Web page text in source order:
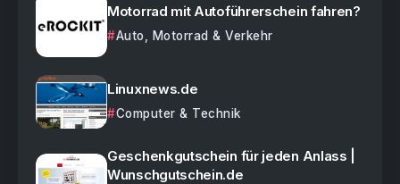
Motorrad mit Autoführerschein fahren?
Auto, Motorrad & Verkehr
Linuxnews.de
Computer & Technik
Geschenkgutschein für jeden Anlass |
Wunschgutschein.de